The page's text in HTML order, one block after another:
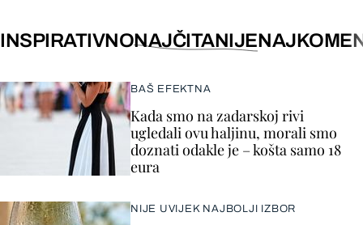
INSPIRATIVNONAJČITANIJE
BAŠ EFEKTNA
Kada smo na zadarskoj rivi
ugledali ovu haljinu, morali smo
doznati odakle je – košta samo 18
eura
NIJE UVIJEK NAJBOLJI IZBOR